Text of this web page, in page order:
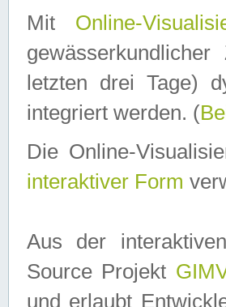
Mit Online-
letzten drei Tage)
integriert werden. (
Die Online-
interaktiver Form
Aus der
Source Projekt
und erlaubt